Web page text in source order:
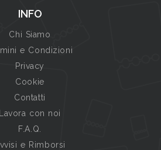
INFO
Chi Siamo
e Condizioni
Privacy
Cookie
Contatti
Lavora con noi
F.A.Q.
e Rimborsi